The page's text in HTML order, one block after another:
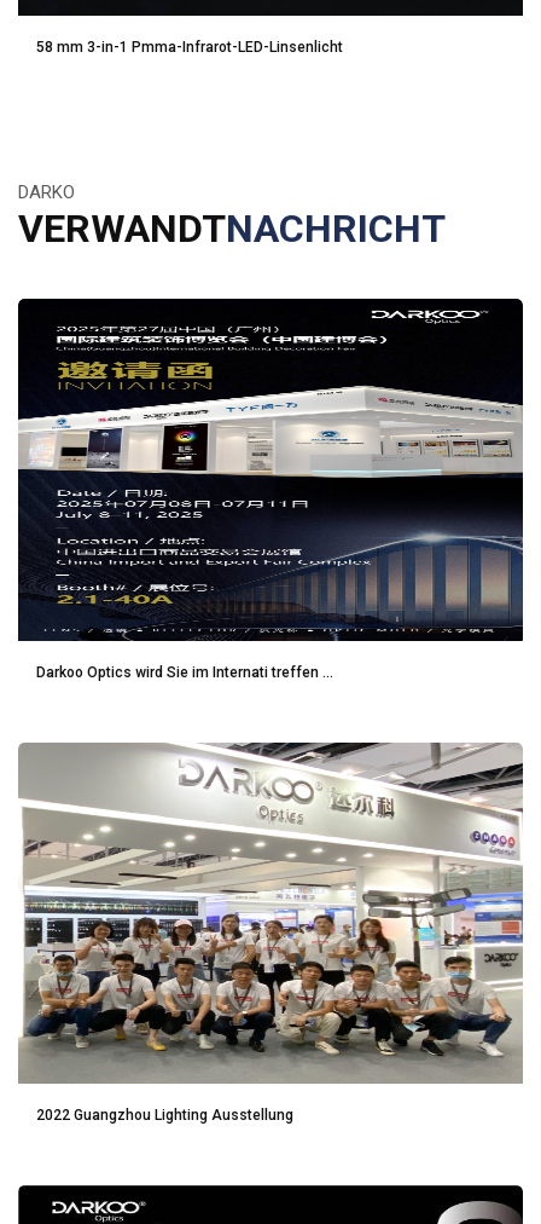
58 mm 3-in-1 Pmma-Infrarot-LED-Linsenlicht
DARKO
VERWANDTNACHRICHT
Darkoo Optics wird Sie im Internati treffen ...
2022 Guangzhou Lighting Ausstellung